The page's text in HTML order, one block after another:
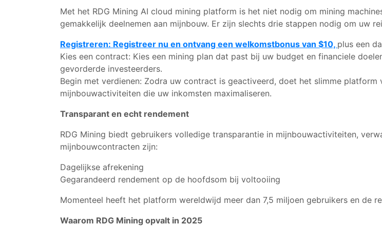
Met het RDG Mining AI cloud mining platform is het niet nodig om mining
gemakkelijk deelnemen aan mijnbouw. Er zijn slechts drie stappen nodig om uw
Registreren: Registreer nu en ontvang een welkomstbonus van $10, plus een
Kies een contract: Kies een mining plan dat past bij uw budget en financiele
gevorderde investeerders.
Begin met verdienen: Zodra uw contract is geactiveerd, doet het slimme
mijnbouwactiviteiten die uw inkomsten maximaliseren.
Transparant en echt rendement
RDG Mining biedt gebruikers volledige transparantie in mijnbouwactiviteiten,
mijnbouwcontracten zijn:
Dagelijkse afrekening
Gegarandeerd rendement op de hoofdsom bij voltooiing
Momenteel heeft het platform wereldwijd meer dan 7,5 miljoen gebruikers en de
Waarom RDG Mining opvalt in 2025